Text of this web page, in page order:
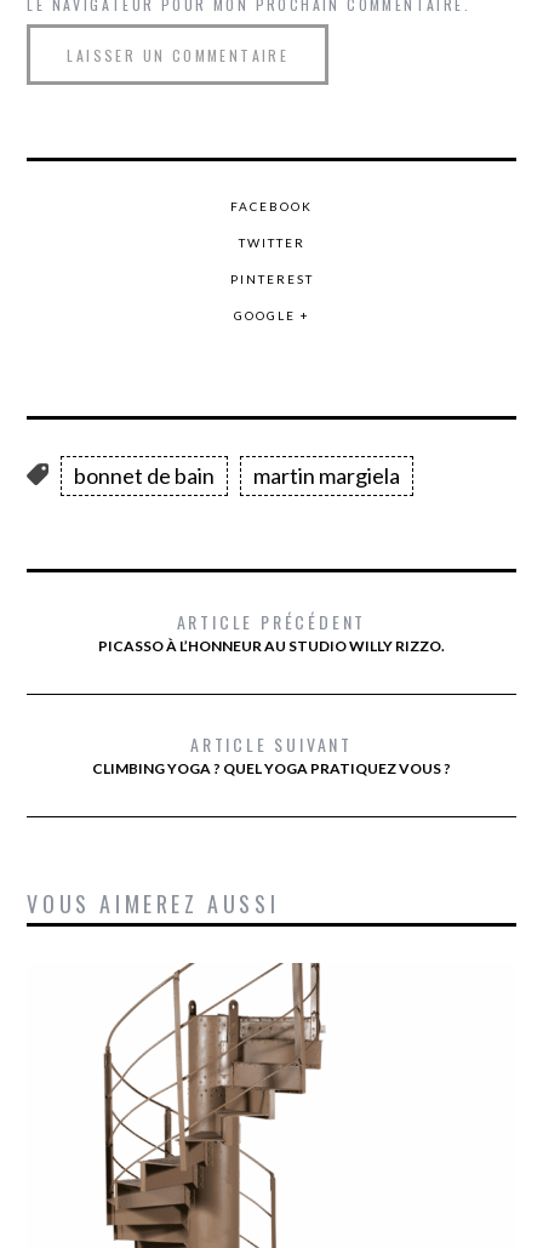
FACEBOOK
TWITTER
PINTEREST
GOOGLE +
bonnet de bain martin margiela
ARTICLE PRÉCÉDENT
PICASSO À L’HONNEUR AU STUDIO WILLY RIZZO.
ARTICLE SUIVANT
CLIMBING YOGA ? QUEL YOGA PRATIQUEZ VOUS ?
VOUS AIMEREZ AUSSI